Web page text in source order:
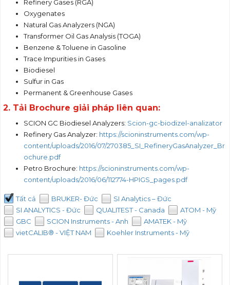
Refinery Gases (RGA)
Oxygenates
Natural Gas Analyzers (NGA)
Transformer Oil Gas Analysis (TOGA)
Benzene & Toluene in Gasoline
Trace Impurities in Gases
Biodiesel
Sulfur in Gas
Permanent & Greenhouse Gases
2. Tải Brochure giải pháp liên quan:
SCION GC Biodiesel Analyzers: Scion-gc-biodizel-analizator
Refinery Gas Analyzer: https://scioninstruments.com/wp-
content/uploads/2016/07/270385_SI_RefineryGasAnalyzer_Br
ochure.pdf
Petro Brochure: https://scioninstruments.com/wp-
content/uploads/2016/06/112774-HPIGS_pages.pdf
Tất cả BRUKER- Đức
SI Analytics – Đức
SI ANALYTICS - Đức
QUALITEST - Canada
ATOM - Mỹ
GBC
SCION Instruments - Anh
AMATEK - Mỹ
vietCALIB® - VIỆT NAM
Koehler Instruments - Mỹ